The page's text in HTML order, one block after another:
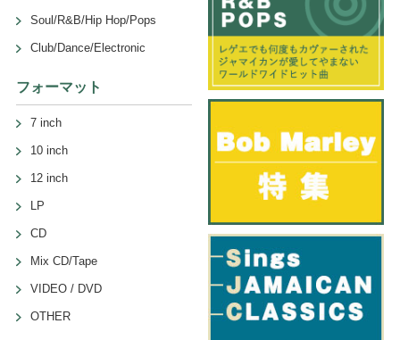
Soul/R&B/Hip Hop/Pops
Club/Dance/Electronic
フォーマット
7 inch
10 inch
12 inch
LP
CD
Mix CD/Tape
VIDEO / DVD
OTHER